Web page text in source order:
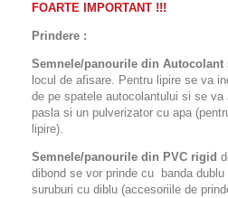
FOARTE IMPORTANT !!!
Prindere :
Semnele/panourile din Autocolant
locul de afisare. Pentru lipire se va
de pe spatele autocolantului si se
pasla si un pulverizator cu apa
lipire).
Semnele/panourile din PVC rigid
dibond se vor prinde cu banda
suruburi cu diblu (accesoriile de